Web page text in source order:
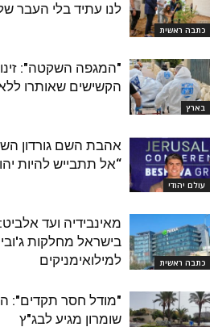
כתבה ראשית
לנו עתיד בלי העבר
בארץ
הקשישים שאותרו
עולם יהודי
אהבת השם גורדון
“אל תתבייש להיות
כתבה ראשית
מאינבידיה ועד
בישראל מחלקות
למילואימניקים
"מודל חסר תקדים":
שומרון מגיע לבג"ץ